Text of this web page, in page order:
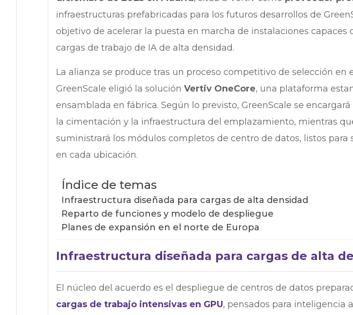
infraestructuras prefabricadas para los futuros desarrollos de
objetivo de acelerar la puesta en marcha de instalaciones capaces
cargas de trabajo de IA de alta densidad.
La alianza se produce tras un proceso competitivo de selección en
GreenScale eligió la solución Vertiv OneCore, una plataforma
ensamblada en fábrica. Según lo previsto, GreenScale se
la cimentación y la infraestructura del emplazamiento, mientras
suministrará los módulos completos de centro de datos, listos para
en cada ubicación.
Índice de temas
Infraestructura diseñada para cargas de alta densidad
Reparto de funciones y modelo de despliegue
Planes de expansión en el norte de Europa
Infraestructura diseñada para cargas de alta
El núcleo del acuerdo es el despliegue de centros de datos
cargas de trabajo intensivas en GPU, pensados para inteligencia